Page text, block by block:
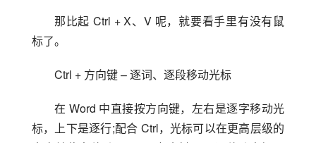
那比起 Ctrl + X、V 呢，就要看手里有没有鼠
标了。
Ctrl + 方向键 – 逐词、逐段移动光标
在 Word 中直接按方向键，左右是逐字移动光
标，上下是逐行;配合 Ctrl，光标可以在更高层级的